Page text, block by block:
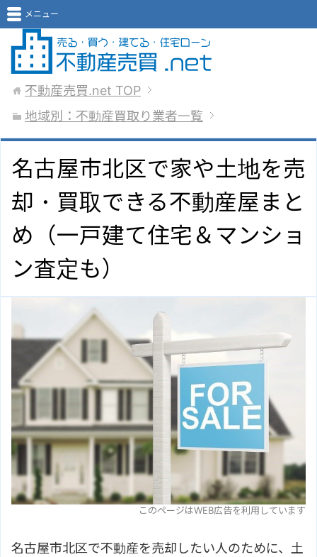
メニュー
不動産売買.net TOP
地域別：不動産買取り業者一覧
名古屋市北区で家や土地を売
却・買取できる不動産屋まと
め（一戸建て住宅＆マンショ
ン査定も）
このページはWEB広告を利用しています
名古屋市北区で不動産を売却したい人のために、土